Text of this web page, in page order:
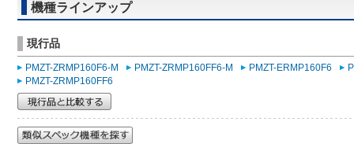
機種ラインアップ
現行品
PMZT-ZRMP160F6-M PMZT-ZRMP160FF6-M PMZT-ERMP160F6
PMZT-ZRMP160FF6